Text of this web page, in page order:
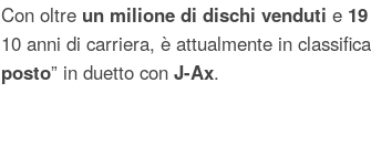
Con oltre un milione di dischi venduti e
10 anni di carriera, è attualmente in
posto” in duetto con J-Ax.